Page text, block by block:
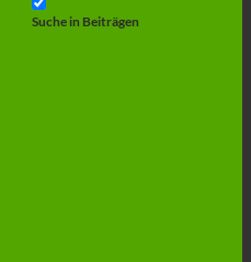
Suche in Beiträgen